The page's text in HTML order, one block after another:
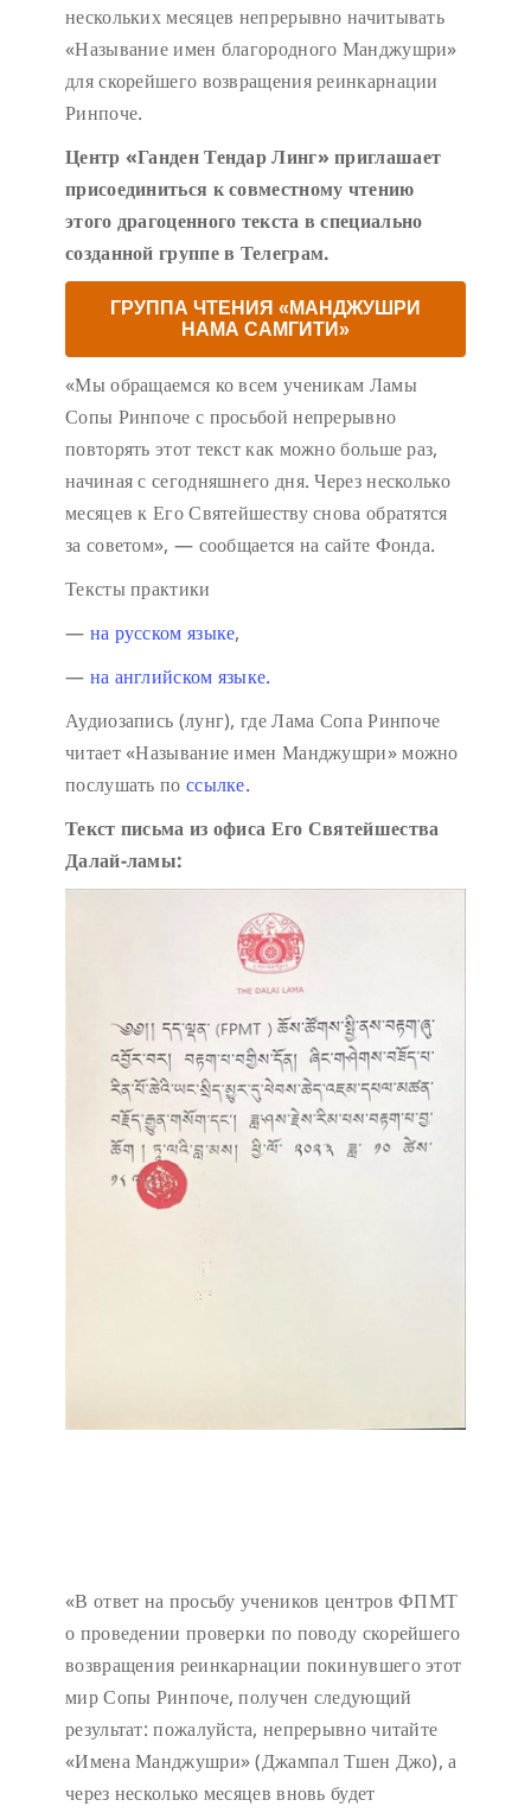
нескольких месяцев непрерывно начитывать
«Называние имен благородного Манджушри»
для скорейшего возвращения реинкарнации
Ринпоче.
Центр «Ганден Тендар Линг» приглашает
присоединиться к совместному чтению
этого драгоценного текста в специально
созданной группе в Телеграм.
ГРУППА ЧТЕНИЯ «МАНДЖУШРИ
НАМА САМГИТИ»
«Мы обращаемся ко всем ученикам Ламы
Сопы Ринпоче с просьбой непрерывно
повторять этот текст как можно больше раз,
начиная с сегодняшнего дня. Через несколько
месяцев к Его Святейшеству снова обратятся
за советом», — сообщается на сайте Фонда.
Тексты практики
— на русском языке,
— на английском языке.
Аудиозапись (лунг), где Лама Сопа Ринпоче
читает «Называние имен Манджушри» можно
послушать по ссылке.
Текст письма из офиса Его Святейшества
Далай-ламы:
«В ответ на просьбу учеников центров ФПМТ
о проведении проверки по поводу скорейшего
возвращения реинкарнации покинувшего этот
мир Сопы Ринпоче, получен следующий
результат: пожалуйста, непрерывно читайте
«Имена Манджушри» (Джампал Тшен Джо), а
через несколько месяцев вновь будет